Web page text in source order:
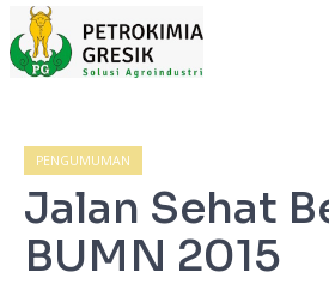
PENGUMUMAN
Jalan Sehat
BUMN 2015